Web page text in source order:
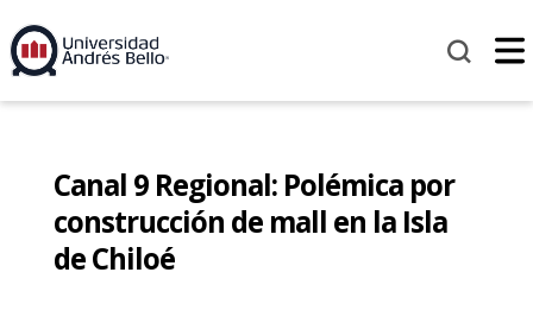
Canal 9 Regional: Polémica por
construcción de mall en la Isla
de Chiloé